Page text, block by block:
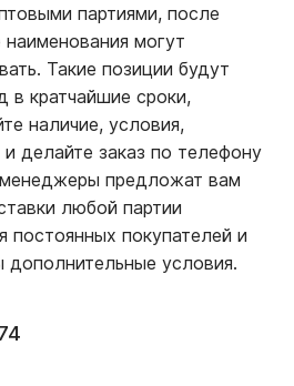
партиями, после
могут
Такие позиции будут
в кратчайшие сроки,
наличие, условия,
делайте заказ по телефону
предложат вам
любой партии
постоянных покупателей и
условия.